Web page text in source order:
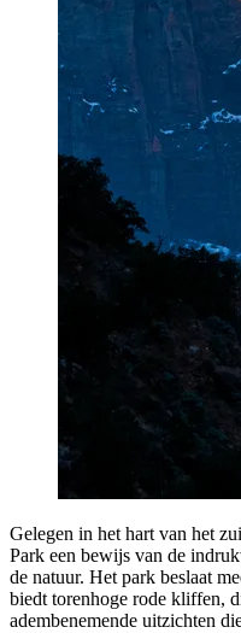
Gelegen in het hart van het
Park een bewijs van de
de natuur. Het park beslaat
biedt torenhoge rode kliffen,
adembenemende uitzichten